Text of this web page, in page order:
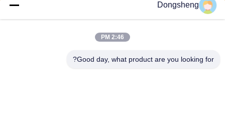
Dongsheng
2:46 PM
Good day, what product are you looking for?